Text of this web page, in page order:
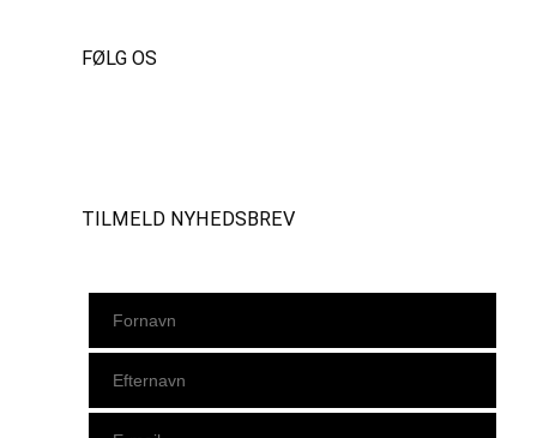
FØLG OS
TILMELD NYHEDSBREV